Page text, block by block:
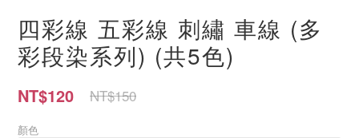
四彩線 五彩線 刺繡 車線 (多
彩段染系列) (共5色)
NT$120 NT$150
顏色